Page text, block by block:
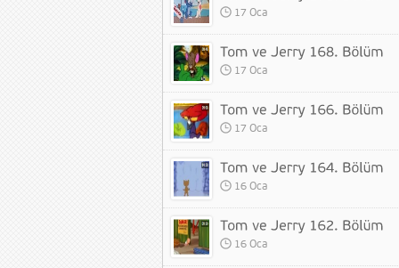
17 Oca
17 Oca
17 Oca
16 Oca
16 Oca